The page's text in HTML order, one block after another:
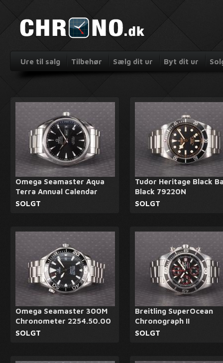
Ure til salg Tilbehør Sælg dit ur Byt dit ur
Omega Seamaster Aqua
Terra Annual Calendar
SOLGT
Tudor Heritage Black
Black 79220N
SOLGT
Omega Seamaster 300M
Chronometer 2254.50.00
SOLGT
Breitling SuperOcean
Chronograph II
SOLGT